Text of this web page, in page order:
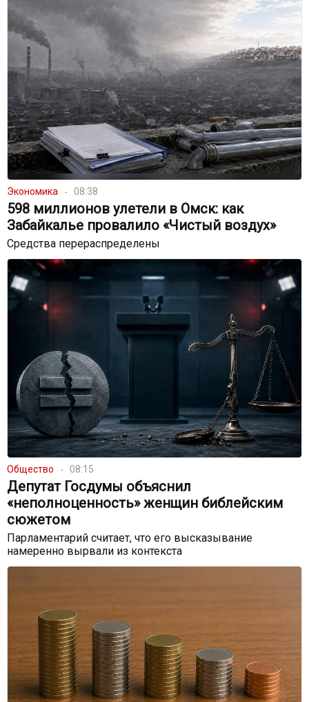
Экономика 08:38
598 миллионов улетели в Омск: как
Забайкалье провалило «Чистый воздух»
Средства перераспределены
Общество 08:15
Депутат Госдумы объяснил
«неполноценность» женщин библейским
сюжетом
Парламентарий считает, что его высказывание
намеренно вырвали из контекста